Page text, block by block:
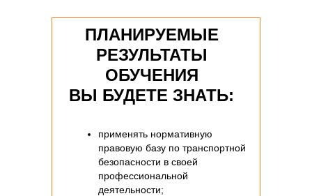
линию, возвращающихся
на места стоянок с линии,
а также после
технического
обслуживания и ремонта в
Министерства транспорта
Российской Федерации №
282 от 31.07.2020 г.
применять нормативную
правовую базу по транспортной
безопасности в своей
профессиональной
деятельности;
ПЛАНИРУЕМЫЕ
РЕЗУЛЬТАТЫ
ОБУЧЕНИЯ
ВЫ БУДЕТЕ ЗНАТЬ: